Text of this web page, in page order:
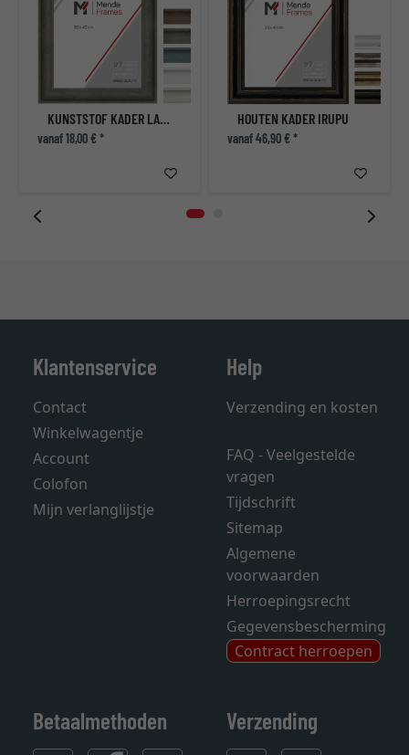
KUNSTSTOF KADER LAGOS
vanaf 18,00 € *
HOUTEN KADER IRUPU
vanaf 46,90 € *
Klantenservice
Contact
Winkelwagentje
Account
Colofon
Mijn verlanglijstje
Help
Verzending en kosten
FAQ - Veelgestelde
vragen
Tijdschrift
Sitemap
Algemene
voorwaarden
Herroepingsrecht
Gegevensbescherming
Contract herroepen
Betaalmethoden Verzending